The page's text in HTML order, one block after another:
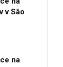
v São
na